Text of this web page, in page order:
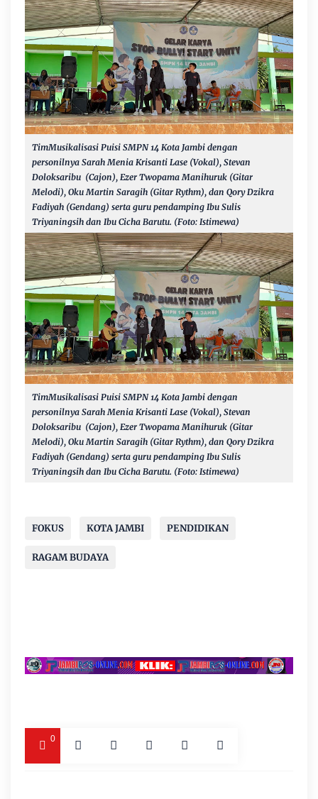
TimMusikalisasi Puisi SMPN 14 Kota Jambi dengan
personilnya Sarah Menia Krisanti Lase (Vokal), Stevan
Doloksaribu (Cajon), Ezer Twopama Manihuruk (Gitar
Melodi), Oku Martin Saragih (Gitar Rythm), dan Qory Dzikra
Fadiyah (Gendang) serta guru pendamping Ibu Sulis
Triyaningsih dan Ibu Cicha Barutu. (Foto: Istimewa)
TimMusikalisasi Puisi SMPN 14 Kota Jambi dengan
personilnya Sarah Menia Krisanti Lase (Vokal), Stevan
Doloksaribu (Cajon), Ezer Twopama Manihuruk (Gitar
Melodi), Oku Martin Saragih (Gitar Rythm), dan Qory Dzikra
Fadiyah (Gendang) serta guru pendamping Ibu Sulis
Triyaningsih dan Ibu Cicha Barutu. (Foto: Istimewa)
FOKUS KOTA JAMBI PENDIDIKAN
RAGAM BUDAYA
0